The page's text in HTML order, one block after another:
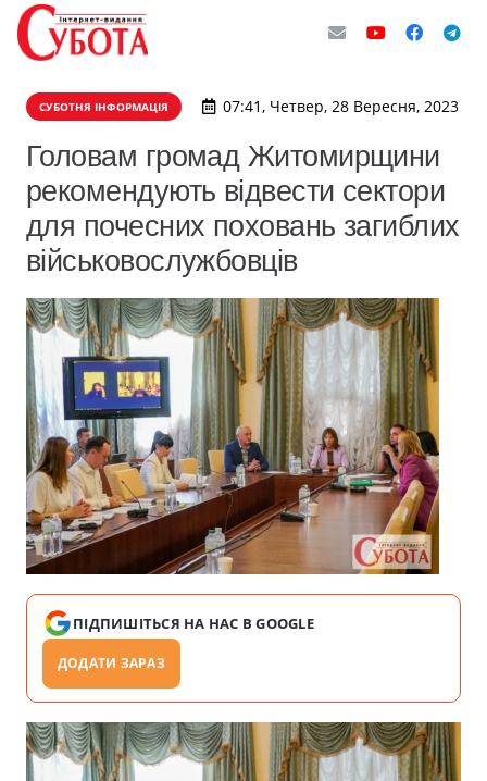
СУБОТНЯ ІНФОРМАЦІЯ 07:41, Четвер, 28 Вересня, 2023
Головам громад Житомирщини
рекомендують відвести сектори
для почесних поховань загиблих
військовослужбовців
ПІДПИШІТЬСЯ НА НАС В GOOGLE
ДОДАТИ ЗАРАЗ